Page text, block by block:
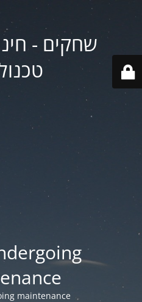
שחקים -
maintenance